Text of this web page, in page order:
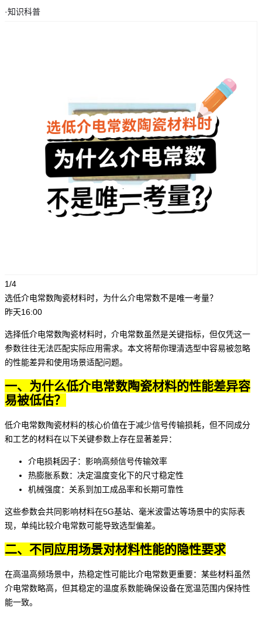
·知识科普
1/4
选低介电常数陶瓷材料时，为什么介电常数不是唯一考量？
昨天16:00
选择低介电常数陶瓷材料时，介电常数虽然是关键指标，但仅凭这一
参数往往无法匹配实际应用需求。本文将帮你理清选型中容易被忽略
的性能差异和使用场景适配问题。
一、为什么低介电常数陶瓷材料的性能差异容
易被低估？
低介电常数陶瓷材料的核心价值在于减少信号传输损耗，但不同成分
和工艺的材料在以下关键参数上存在显著差异：
介电损耗因子：影响高频信号传输效率
热膨胀系数：决定温度变化下的尺寸稳定性
机械强度：关系到加工成品率和长期可靠性
这些参数会共同影响材料在5G基站、毫米波雷达等场景中的实际表
现，单纯比较介电常数可能导致选型偏差。
二、不同应用场景对材料性能的隐性要求
在高温高频场景中，热稳定性可能比介电常数更重要：某些材料虽然
介电常数略高，但其稳定的温度系数能确保设备在宽温范围内保持性
能一致。